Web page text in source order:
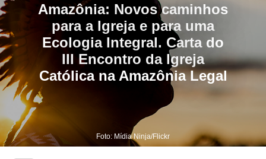
Amazônia: Novos caminhos
para a Igreja e para uma
Ecologia Integral. Carta do
III Encontro da Igreja
Católica na Amazônia Legal
Foto: Mídia Ninja/Flickr